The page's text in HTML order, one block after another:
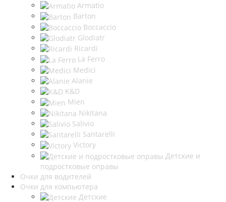
Armatio
Barton
Boccaccio
Glodiatr
Ricardi
La Ferro
Medici
Alanie
K&D
Mien
Nikitana
Salivio
Santarelli
Victory
Детские и
подростковые оправы
Очки для водителей
Очки для компьютера
Детские